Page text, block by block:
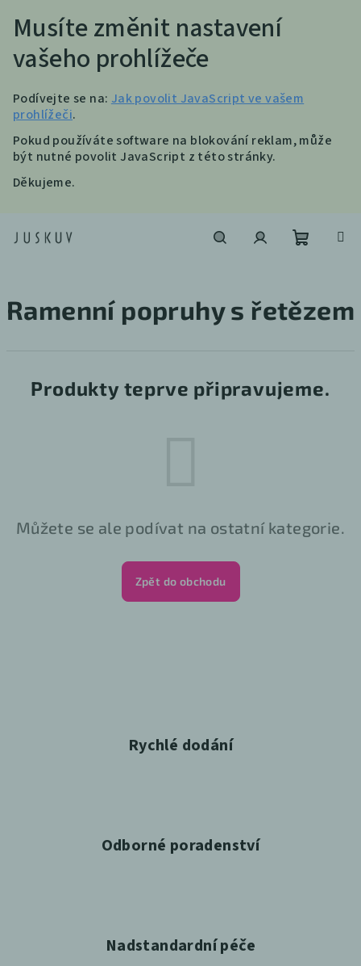
Musíte změnit nastavení
vašeho prohlížeče
Podívejte se na: Jak povolit JavaScript ve vašem
prohlížeči.
Pokud používáte software na blokování reklam, může
být nutné povolit JavaScript z této stránky.
Děkujeme.
košík
Ramenní popruhy s řetězem
Produkty teprve připravujeme.
Můžete se ale podívat na ostatní kategorie.
Zpět do obchodu
Rychlé dodání
Odborné poradenství
Nadstandardní péče